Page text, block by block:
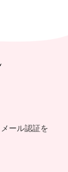
ール認証を